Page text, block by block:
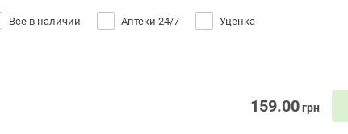
Все в наличии Аптеки 24/7 Уценка
159.00грн